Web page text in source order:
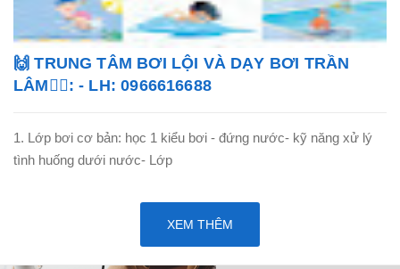
🙌 TRUNG TÂM BƠI LỘI VÀ DẠY BƠI TRẦN
LÂM🏊‍♂️: - LH: 0966616688
1. Lớp bơi cơ bản: học 1 kiểu bơi - đứng nước- kỹ năng xử lý
tình huống dưới nước- Lớp
XEM THÊM